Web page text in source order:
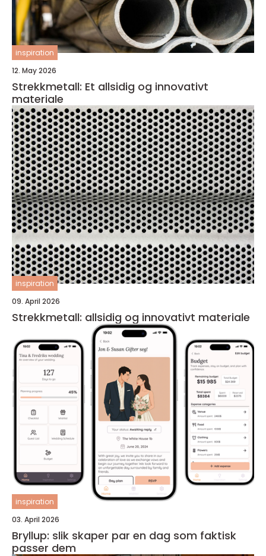
inspiration
12. May 2026
Strekkmetall: Et allsidig og innovativt
materiale
inspiration
09. April 2026
Strekkmetall: allsidig og innovativt materiale
inspiration
03. April 2026
Bryllup: slik skaper par en dag som faktisk
passer dem